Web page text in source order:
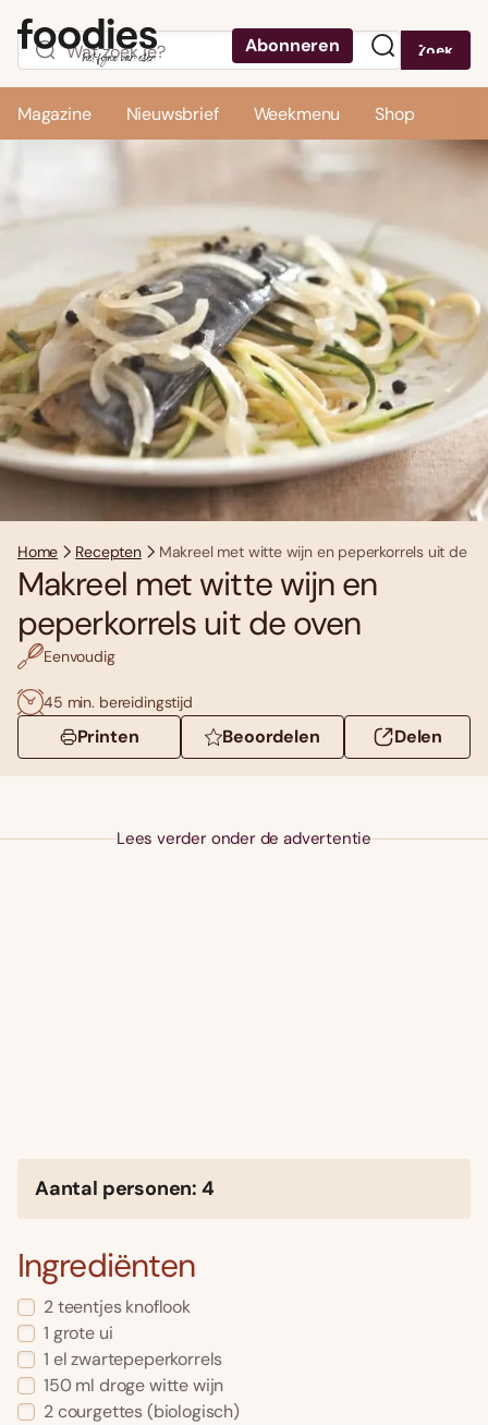
Abonneren Zoek
Magazine Nieuwsbrief Weekmenu Shop
Home Recepten Makreel met witte wijn en peperkorrels uit de
Makreel met witte wijn en
peperkorrels uit de oven
Eenvoudig
45 min. bereidingstijd
Printen Beoordelen Delen
Lees verder onder de advertentie
Aantal personen: 4
Ingrediënten
2 teentjes knoflook
1 grote ui
1 el zwartepeperkorrels
150 ml droge witte wijn
2 courgettes (biologisch)